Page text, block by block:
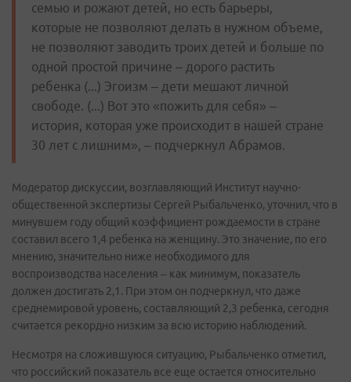
семью и рожают детей, но есть барьеры,
которые не позволяют делать в нужном объеме,
не позволяют заводить троих детей и больше по
одной простой причине – дорого растить
ребенка (...) Эгоизм – дети мешают личной
свободе. (...) Вот это «пожить для себя» –
история, которая уже происходит в нашей стране
30 лет с лишним», – подчеркнул Абрамов.
Модератор дискуссии, возглавляющий Институт научно-
общественной экспертизы Сергей Рыбальченко, уточнил, что в
минувшем году общий коэффициент рождаемости в стране
составил всего 1,4 ребенка на женщину. Это значение, по его
мнению, значительно ниже необходимого для
воспроизводства населения – как минимум, показатель
должен достигать 2,1. При этом он подчеркнул, что даже
среднемировой уровень, составляющий 2,3 ребенка, сегодня
считается рекордно низким за всю историю наблюдений.
Несмотря на сложившуюся ситуацию, Рыбальченко отметил,
что российский показатель все еще остается относительно